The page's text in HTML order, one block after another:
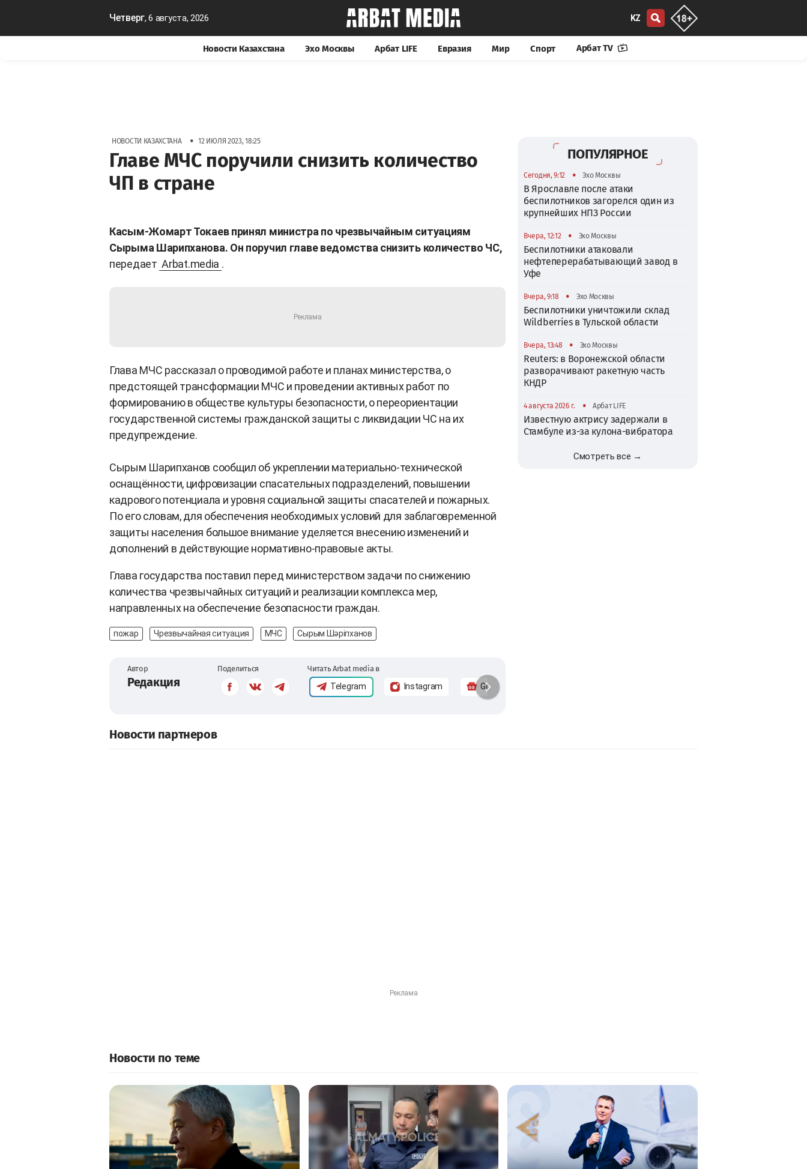
Четверг, 6 августа, 2026 KZ
Новости Казахстана Эхо Москвы Арбат LIFE Евразия Мир Спорт Арбат TV
НОВОСТИ КАЗАХСТАНА • 12 ИЮЛЯ 2023, 18:25
Главе МЧС поручили снизить количество
ЧП в стране
Касым-Жомарт Токаев принял министра по чрезвычайным ситуациям
Сырыма Шарипханова. Он поручил главе ведомства снизить количество ЧС,
передает Arbat.media .
Глава МЧС рассказал о проводимой работе и планах министерства, о
предстоящей трансформации МЧС и проведении активных работ по
формированию в обществе культуры безопасности, о переориентации
государственной системы гражданской защиты с ликвидации ЧС на их
предупреждение.
Сырым Шарипханов сообщил об укреплении материально-технической
оснащённости, цифровизации спасательных подразделений, повышении
кадрового потенциала и уровня социальной защиты спасателей и пожарных.
По его словам, для обеспечения необходимых условий для заблаговременной
защиты населения большое внимание уделяется внесению изменений и
дополнений в действующие нормативно-правовые акты.
Глава государства поставил перед министерством задачи по снижению
количества чрезвычайных ситуаций и реализации комплекса мер,
направленных на обеспечение безопасности граждан.
пожар Чрезвычайная ситуация МЧС Сырым Шәріпханов
Автор
Редакция
Поделиться Читать Arbat media в
Telegram Instagram Google News
ПОПУЛЯРНОЕ
Сегодня, 9:12 • Эхо Москвы
В Ярославле после атаки
беспилотников загорелся один из
крупнейших НПЗ России
Вчера, 12:12 • Эхо Москвы
Беспилотники атаковали
нефтеперерабатывающий завод в
Уфе
Вчера, 9:18 • Эхо Москвы
Беспилотники уничтожили склад
Wildberries в Тульской области
Вчера, 13:48 • Эхо Москвы
Reuters: в Воронежской области
разворачивают ракетную часть
КНДР
4 августа 2026 г. • Арбат LIFE
Известную актрису задержали в
Стамбуле из-за кулона-вибратора
Смотреть все →
Новости партнеров
Новости по теме